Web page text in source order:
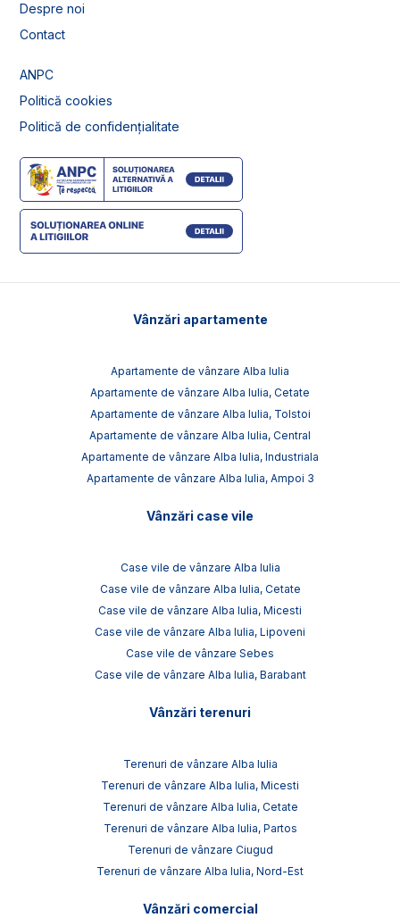
Despre noi
Contact
ANPC
Politică cookies
Politică de confidențialitate
Vânzări apartamente
Apartamente de vânzare Alba Iulia
Apartamente de vânzare Alba Iulia, Cetate
Apartamente de vânzare Alba Iulia, Tolstoi
Apartamente de vânzare Alba Iulia, Central
Apartamente de vânzare Alba Iulia, Industriala
Apartamente de vânzare Alba Iulia, Ampoi 3
Vânzări case vile
Case vile de vânzare Alba Iulia
Case vile de vânzare Alba Iulia, Cetate
Case vile de vânzare Alba Iulia, Micesti
Case vile de vânzare Alba Iulia, Lipoveni
Case vile de vânzare Sebes
Case vile de vânzare Alba Iulia, Barabant
Vânzări terenuri
Terenuri de vânzare Alba Iulia
Terenuri de vânzare Alba Iulia, Micesti
Terenuri de vânzare Alba Iulia, Cetate
Terenuri de vânzare Alba Iulia, Partos
Terenuri de vânzare Ciugud
Terenuri de vânzare Alba Iulia, Nord-Est
Vânzări comercial